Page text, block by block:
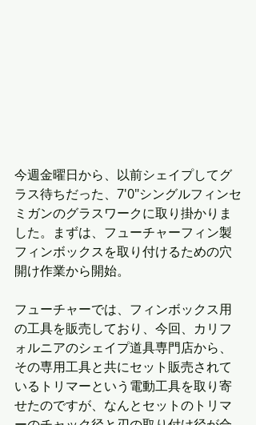
今週金曜日から、以前シェイプしてグ
ラス待ちだった、7'0"シングルフィンセ
ミガンのグラスワークに取り掛かりま
した。まずは、フューチャーフィン製
フィンボックスを取り付けるための穴
開け作業から開始。
フューチャーでは、フィンボックス用
の工具を販売しており、今回、カリフ
ォルニアのシェイプ道具専門店から、
その専用工具と共にセット販売されて
いるトリマーという電動工具を取り寄
せたのですが、なんとセットのトリマ